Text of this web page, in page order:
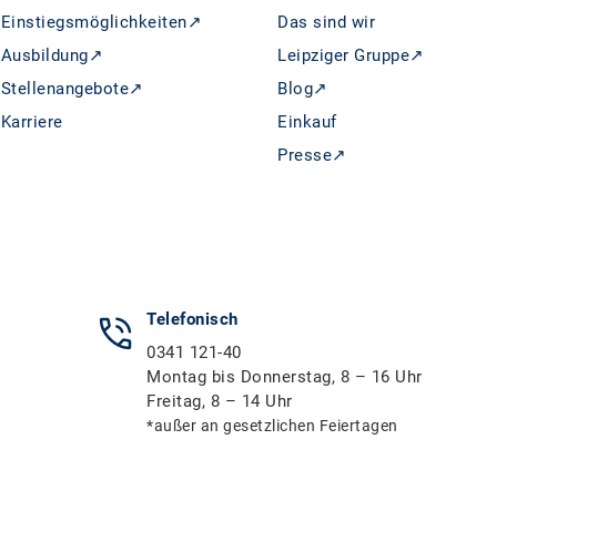
Einstiegsmöglichkeiten↗
Ausbildung↗
Stellenangebote↗
Karriere
Das sind wir
Leipziger Gruppe↗
Blog↗
Einkauf
Presse↗
Telefonisch
0341 121-40
Montag bis Donnerstag, 8 – 16 Uhr
Freitag, 8 – 14 Uhr
*außer an gesetzlichen Feiertagen